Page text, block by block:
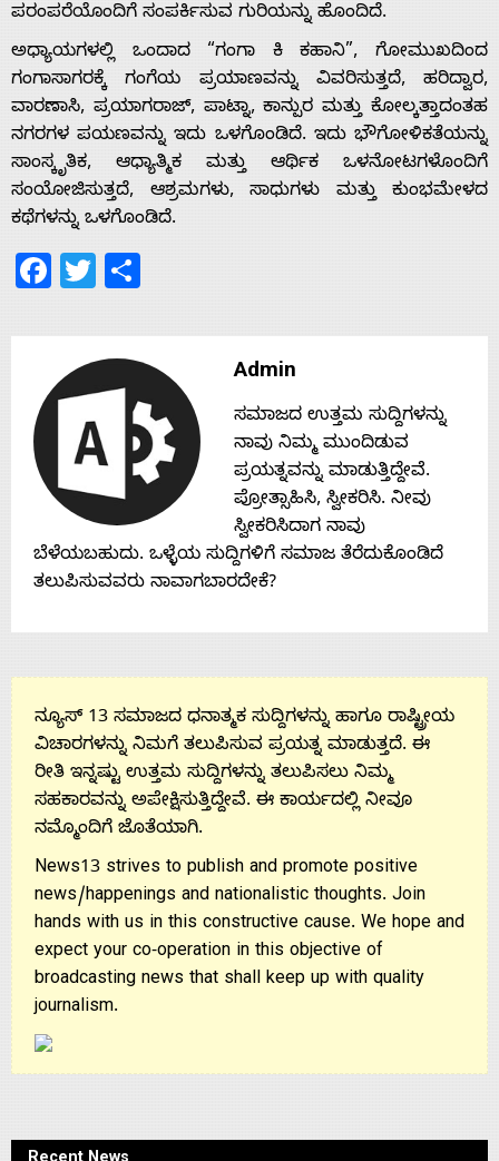
Advertise
With
s
Contact
Us
ಪರಂಪರೆಯೊಂದಿಗೆ ಸಂಪರ್ಕಿಸುವ ಗುರಿಯನ್ನು ಹೊಂದಿದೆ.
ಅಧ್ಯಾಯಗಳಲ್ಲಿ ಒಂದಾದ “ಗಂಗಾ ಕಿ ಕಹಾನಿ”, ಗೋಮುಖದಿಂದ
ಗಂಗಾಸಾಗರಕ್ಕೆ ಗಂಗೆಯ ಪ್ರಯಾಣವನ್ನು ವಿವರಿಸುತ್ತದೆ, ಹರಿದ್ವಾರ,
ವಾರಣಾಸಿ, ಪ್ರಯಾಗರಾಜ್, ಪಾಟ್ನಾ, ಕಾನ್ಪುರ ಮತ್ತು ಕೋಲ್ಕತ್ತಾದಂತಹ
ನಗರಗಳ ಪಯಣವನ್ನು ಇದು ಒಳಗೊಂಡಿದೆ. ಇದು ಭೌಗೋಳಿಕತೆಯನ್ನು
ಸಾಂಸ್ಕೃತಿಕ, ಆಧ್ಯಾತ್ಮಿಕ ಮತ್ತು ಆರ್ಥಿಕ ಒಳನೋಟಗಳೊಂದಿಗೆ
ಸಂಯೋಜಿಸುತ್ತದೆ, ಆಶ್ರಮಗಳು, ಸಾಧುಗಳು ಮತ್ತು ಕುಂಭಮೇಳದ
ಕಥೆಗಳನ್ನು ಒಳಗೊಂಡಿದೆ.
Facebook
Twitter
Admin
ಸಮಾಜದ ಉತ್ತಮ ಸುದ್ದಿಗಳನ್ನು
ನಾವು ನಿಮ್ಮ ಮುಂದಿಡುವ
ಪ್ರಯತ್ನವನ್ನು ಮಾಡುತ್ತಿದ್ದೇವೆ.
ಪ್ರೋತ್ಸಾಹಿಸಿ, ಸ್ವೀಕರಿಸಿ. ನೀವು
ಸ್ವೀಕರಿಸಿದಾಗ ನಾವು
ಬೆಳೆಯಬಹುದು. ಒಳ್ಳೆಯ ಸುದ್ದಿಗಳಿಗೆ ಸಮಾಜ ತೆರೆದುಕೊಂಡಿದೆ
ತಲುಪಿಸುವವರು ನಾವಾಗಬಾರದೇಕೆ?
ನ್ಯೂಸ್ 13 ಸಮಾಜದ ಧನಾತ್ಮಕ ಸುದ್ದಿಗಳನ್ನು ಹಾಗೂ ರಾಷ್ಟ್ರೀಯ
ವಿಚಾರಗಳನ್ನು ನಿಮಗೆ ತಲುಪಿಸುವ ಪ್ರಯತ್ನ ಮಾಡುತ್ತದೆ. ಈ
ರೀತಿ ಇನ್ನಷ್ಟು ಉತ್ತಮ ಸುದ್ದಿಗಳನ್ನು ತಲುಪಿಸಲು ನಿಮ್ಮ
ಸಹಕಾರವನ್ನು ಅಪೇಕ್ಷಿಸುತ್ತಿದ್ದೇವೆ. ಈ ಕಾರ್ಯದಲ್ಲಿ ನೀವೂ
ನಮ್ಮೊಂದಿಗೆ ಜೊತೆಯಾಗಿ.
News13 strives to publish and promote positive
news/happenings and nationalistic thoughts. Join
hands with us in this constructive cause. We hope and
expect your co-operation in this objective of
broadcasting news that shall keep up with quality
journalism.